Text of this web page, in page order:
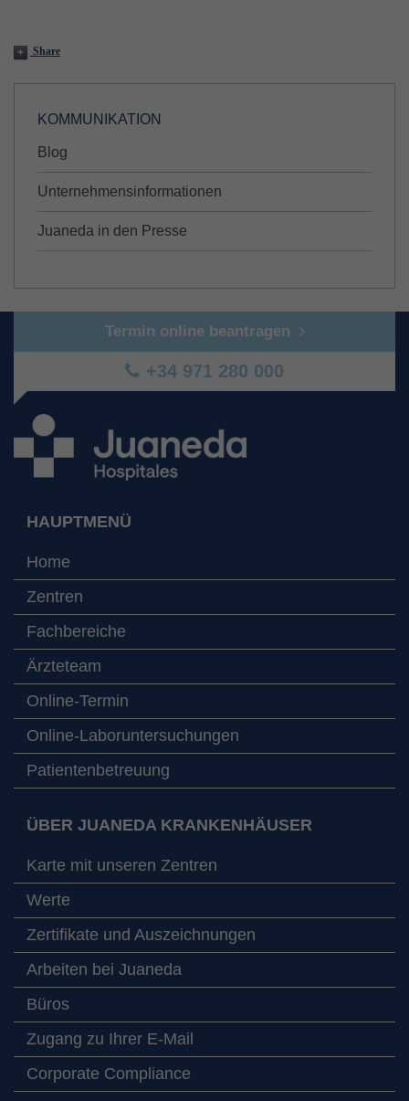
Share
KOMMUNIKATION
Blog
Unternehmensinformationen
Juaneda in den Presse
Termin online beantragen
+34 971 280 000
HAUPTMENÜ
Home
Zentren
Fachbereiche
Ärzteteam
Online-Termin
Online-Laboruntersuchungen
Patientenbetreuung
ÜBER JUANEDA KRANKENHÄUSER
Karte mit unseren Zentren
Werte
Zertifikate und Auszeichnungen
Arbeiten bei Juaneda
Büros
Zugang zu Ihrer E-Mail
Corporate Compliance